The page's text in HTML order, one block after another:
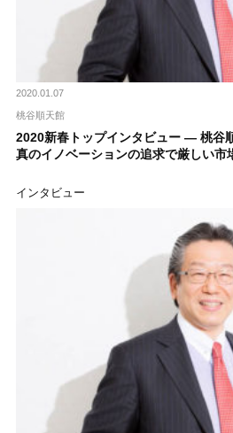
2020.01.07
桃谷順天館
2020新春トップインタビュー ― 桃谷
真のイノベーションの追求で厳しい市
インタビュー